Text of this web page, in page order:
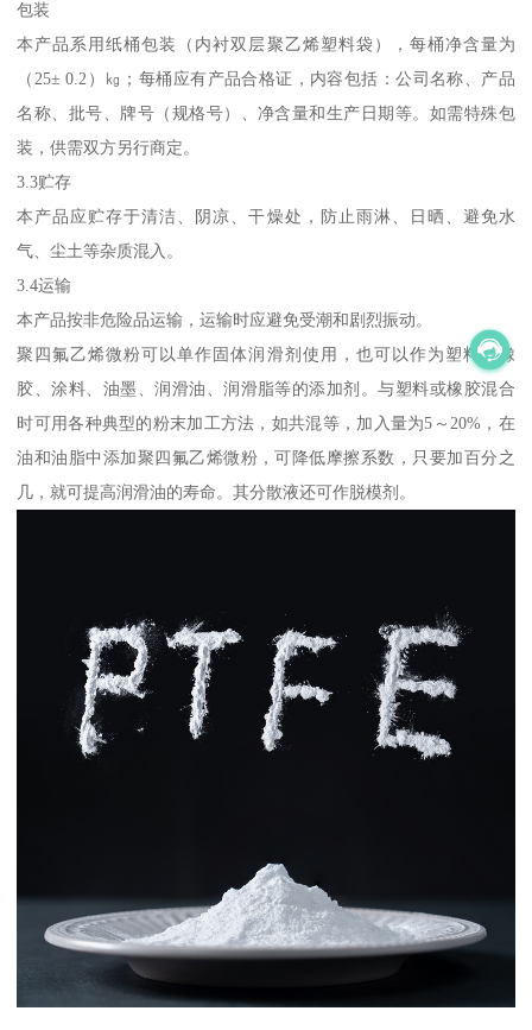
包装
本产品系用纸桶包装（内衬双层聚乙烯塑料袋），每桶净含量为
（25± 0.2）㎏；每桶应有产品合格证，内容包括：公司名称、产品
名称、批号、牌号（规格号）、净含量和生产日期等。如需特殊包
装，供需双方另行商定。
3.3贮存
本产品应贮存于清洁、阴凉、干燥处，防止雨淋、日晒、避免水
气、尘土等杂质混入。
3.4运输
本产品按非危险品运输，运输时应避免受潮和剧烈振动。
聚四氟乙烯微粉可以单作固体润滑剂使用，也可以作为塑料、橡
胶、涂料、油墨、润滑油、润滑脂等的添加剂。与塑料或橡胶混合
时可用各种典型的粉末加工方法，如共混等，加入量为5～20%，在
油和油脂中添加聚四氟乙烯微粉，可降低摩擦系数，只要加百分之
几，就可提高润滑油的寿命。其分散液还可作脱模剂。